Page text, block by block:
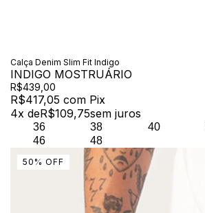
Calça Denim Slim Fit Indigo
INDIGO MOSTRUÁRIO
R$439,00
R$417,05 com Pix
4x deR$109,75sem juros
36 38 40
46
48
50 % OFF